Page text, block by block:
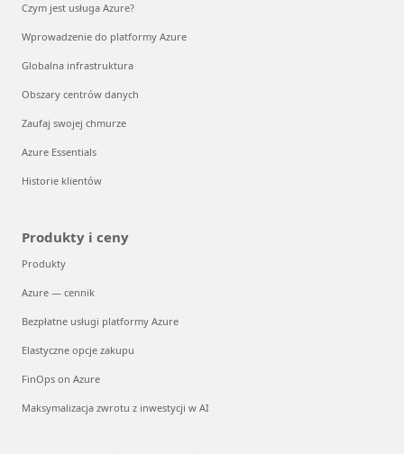
Czym jest usługa Azure?
Wprowadzenie do platformy Azure
Globalna infrastruktura
Obszary centrów danych
Zaufaj swojej chmurze
Azure Essentials
Historie klientów
Produkty i ceny
Produkty
Azure — cennik
Bezpłatne usługi platformy Azure
Elastyczne opcje zakupu
FinOps on Azure
Maksymalizacja zwrotu z inwestycji w AI